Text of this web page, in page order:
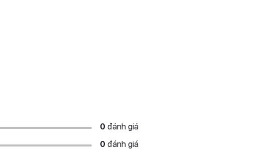
0 đánh giá
0 đánh giá